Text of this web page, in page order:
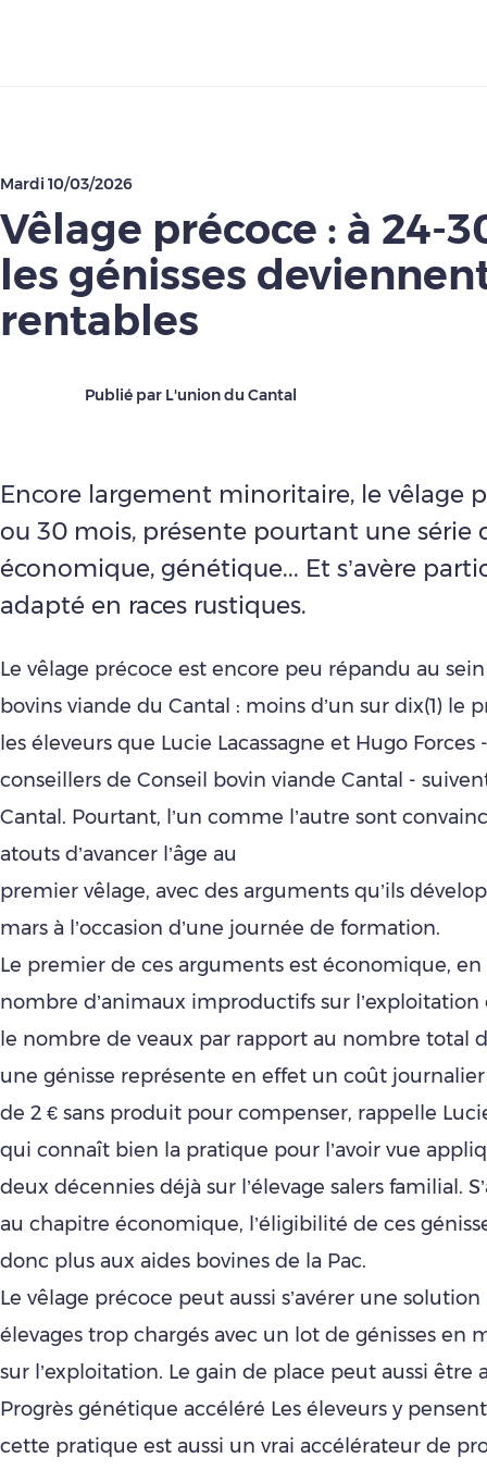
Mardi 10/03/2026
Vêlage précoce : à 24-
les génisses
rentables
Publié par L'union du Cantal
Encore largement minoritaire, le vêlage
ou 30 mois, présente pourtant une série
économique, génétique... Et s’avère
adapté en races rustiques.
Le vêlage précoce est encore peu répandu au
bovins viande du Cantal : moins d’un sur dix(1) le
les éleveurs que Lucie Lacassagne et Hugo Forces
conseillers de Conseil bovin viande Cantal -
Cantal. Pourtant, l’un comme l’autre sont
atouts d’avancer l’âge au
premier vêlage, avec des arguments qu’ils
mars à l’occasion d’une journée de formation.
Le premier de ces arguments est économique,
nombre d’animaux improductifs sur
le nombre de veaux par rapport au nombre total
une génisse représente en effet un coût
de 2 € sans produit pour compenser, rappelle
qui connaît bien la pratique pour l’avoir vue
deux décennies déjà sur l’élevage salers familial.
au chapitre économique, l’éligibilité de ces
donc plus aux aides bovines de la Pac.
Le vêlage précoce peut aussi s’avérer une
élevages trop chargés avec un lot de génisses en
sur l’exploitation. Le gain de place peut aussi être
Progrès génétique accéléré Les éleveurs y
cette pratique est aussi un vrai accélérateur de